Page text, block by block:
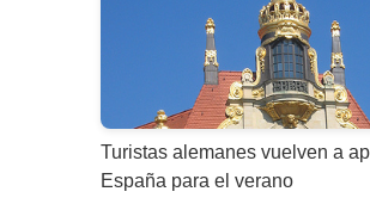
Turistas alemanes vuelven a
España para el verano